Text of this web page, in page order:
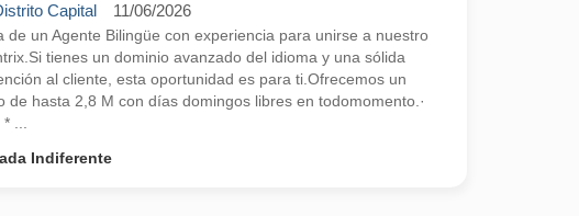
Capital 11/06/2026
de un Agente Bilingüe con experiencia para unirse a nuestro
tienes un dominio avanzado del idioma y una sólida
al cliente, esta oportunidad es para ti.Ofrecemos un
de hasta 2,8 M con días domingos libres en todomomento.·
...
Indiferente